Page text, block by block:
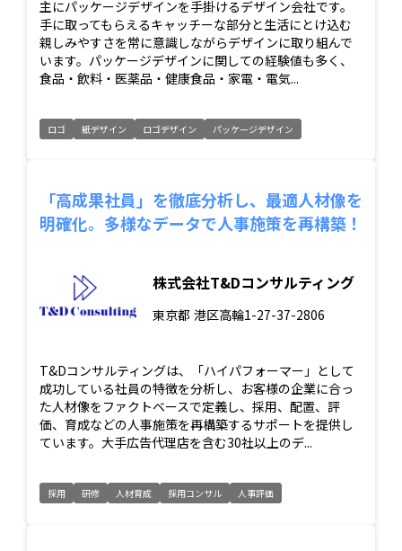
主にパッケージデザインを手掛けるデザイン会社です。
手に取ってもらえるキャッチーな部分と生活にとけ込む
親しみやすさを常に意識しながらデザインに取り組んで
います。パッケージデザインに関しての経験値も多く、
食品・飲料・医薬品・健康食品・家電・電気...
ロゴ 紙デザイン ロゴデザイン パッケージデザイン
「高成果社員」を徹底分析し、最適人材像を
明確化。多様なデータで人事施策を再構築！
株式会社T&Dコンサルティング
東京都 港区高輪1-27-37-2806
T&Dコンサルティングは、「ハイパフォーマー」として
成功している社員の特徴を分析し、お客様の企業に合っ
た人材像をファクトベースで定義し、採用、配置、評
価、育成などの人事施策を再構築するサポートを提供し
ています。大手広告代理店を含む30社以上のデ...
採用 研修 人材育成 採用コンサル 人事評価